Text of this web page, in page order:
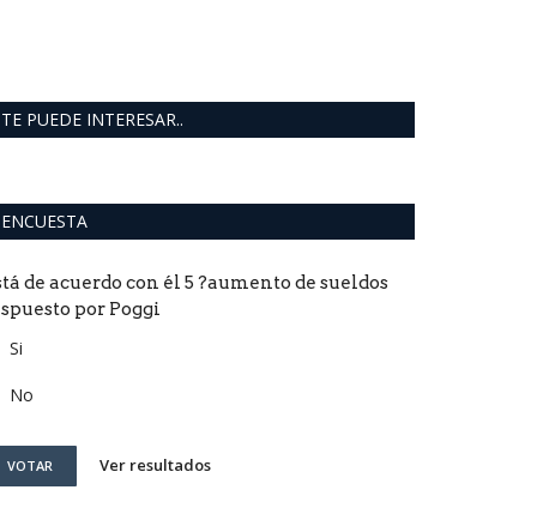
TE PUEDE INTERESAR..
ENCUESTA
de acuerdo con él 5 ?aumento de sueldos
por Poggi
Si
No
VOTAR Ver resultados